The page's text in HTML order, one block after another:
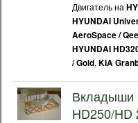
Двигатель на
HYUNDAI
AeroSpace /
HYUNDAI
/ Gold, KIA
Вкладыши
HD250/HD